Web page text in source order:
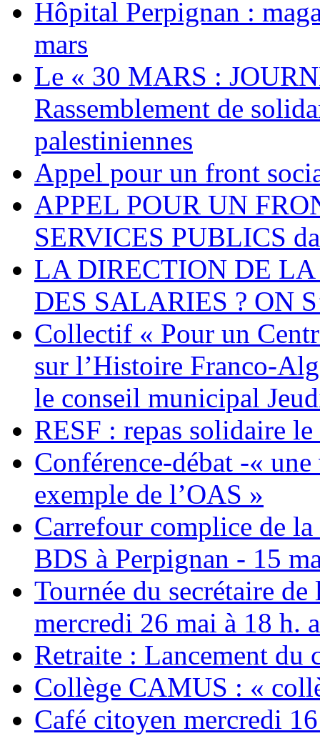
Hôpital Perpignan :
mars
Le « 30 MARS :
Rassemblement de
palestiniennes
Appel pour un front
APPEL POUR UN
SERVICES PUBLICS
LA DIRECTION DE
DES SALARIES ? ON
Collectif « Pour un
sur l’Histoire Franco-
le conseil municipal
RESF : repas solidaire
Conférence-débat -«
exemple de l’OAS »
Carrefour complice de
BDS à Perpignan - 15
Tournée du secrétaire
mercredi 26 mai à 18 h.
Retraite : Lancement du
Collège CAMUS : «
Café citoyen mercredi